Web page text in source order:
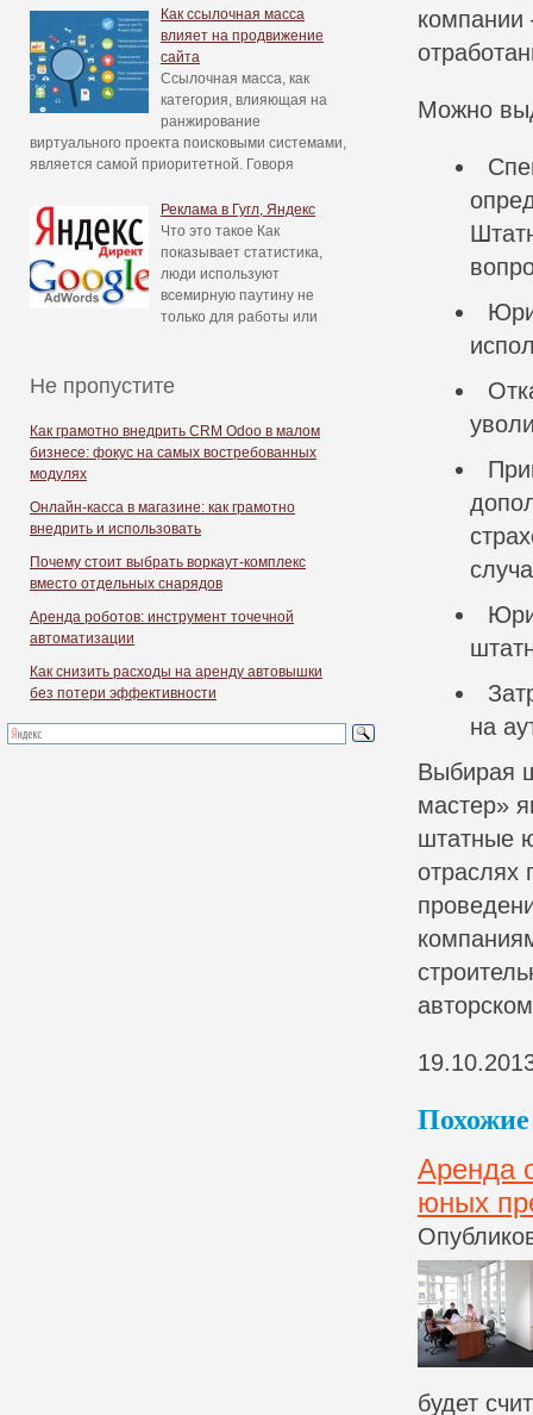
Как ссылочная масса
влияет на продвижение
сайта
Ссылочная масса, как
категория, влияющая на
ранжирование
виртуального проекта поисковыми системами,
является самой приоритетной. Говоря
Реклама в Гугл, Яндекс
Что это такое Как
показывает статистика,
люди используют
всемирную паутину не
только для работы или
Не пропустите
Как грамотно внедрить CRM Odoo в малом
бизнесе: фокус на самых востребованных
модулях
Онлайн-касса в магазине: как грамотно
внедрить и использовать
Почему стоит выбрать воркаут-комплекс
вместо отдельных снарядов
Аренда роботов: инструмент точечной
автоматизации
Как снизить расходы на аренду автовышки
без потери эффективности
компании
Можно
на
Выбирая
мастер»
штатные
отраслях
Похожие
Аренда
юных
будет